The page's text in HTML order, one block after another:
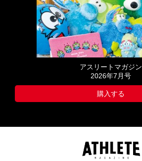
アスリートマガジン
2026年7月号
購入する